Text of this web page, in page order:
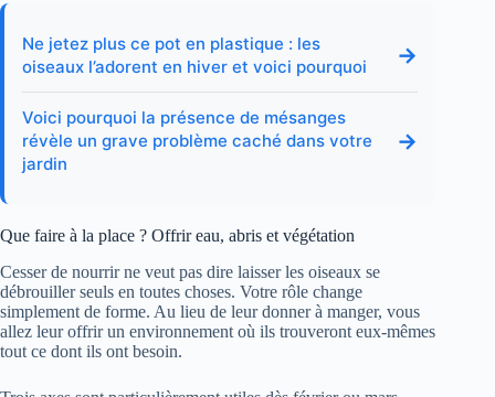
Ne jetez plus ce pot en plastique : les
oiseaux l’adorent en hiver et voici pourquoi
→
Voici pourquoi la présence de mésanges
révèle un grave problème caché dans votre
jardin
→
Que faire à la place ? Offrir eau, abris et végétation
Cesser de nourrir ne veut pas dire laisser les oiseaux se
débrouiller seuls en toutes choses. Votre rôle change
simplement de forme. Au lieu de leur donner à manger, vous
allez leur offrir un environnement où ils trouveront eux-mêmes
tout ce dont ils ont besoin.